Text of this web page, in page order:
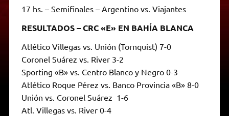
17 hs. – Semifinales – Argentino vs. Viajantes
RESULTADOS – CRC «E» EN BAHÍA BLANCA
Atlético Villegas vs. Unión (Tornquist) 7-0
Coronel Suárez vs. River 3-2
Sporting «B» vs. Centro Blanco y Negro 0-3
Atlético Roque Pérez vs. Banco Provincia «B» 8-0
Unión vs. Coronel Suárez 1-6
Atl. Villegas vs. River 0-4